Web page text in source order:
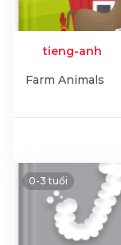
tieng-anh
Farm Animals
0-3 tuổi